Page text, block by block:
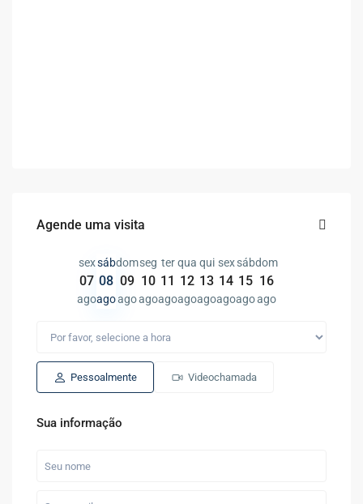
Agende uma visita
sex
07
ago
sáb
08
ago
dom
09
ago
seg
10
ago
ter
11
ago
qua
12
ago
qui
13
ago
sex
14
ago
sáb
15
ago
dom
16
ago
Pessoalmente Videochamada
Sua informação